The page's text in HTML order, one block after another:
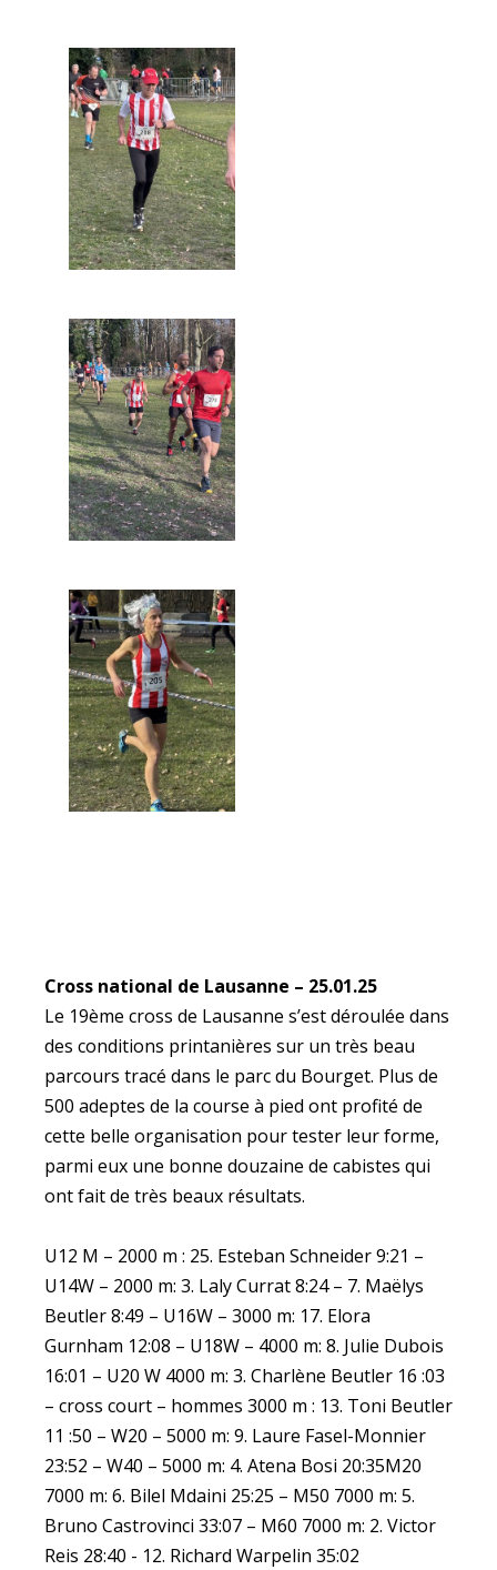
Cross national de Lausanne – 25.01.25
Le 19ème cross de Lausanne s’est déroulée dans
des conditions printanières sur un très beau
parcours tracé dans le parc du Bourget. Plus de
500 adeptes de la course à pied ont profité de
cette belle organisation pour tester leur forme,
parmi eux une bonne douzaine de cabistes qui
ont fait de très beaux résultats.
U12 M – 2000 m : 25. Esteban Schneider 9:21 –
U14W – 2000 m: 3. Laly Currat 8:24 – 7. Maëlys
Beutler 8:49 – U16W – 3000 m: 17. Elora
Gurnham 12:08 – U18W – 4000 m: 8. Julie Dubois
16:01 – U20 W 4000 m: 3. Charlène Beutler 16 :03
– cross court – hommes 3000 m : 13. Toni Beutler
11 :50 – W20 – 5000 m: 9. Laure Fasel-Monnier
23:52 – W40 – 5000 m: 4. Atena Bosi 20:35M20
7000 m: 6. Bilel Mdaini 25:25 – M50 7000 m: 5.
Bruno Castrovinci 33:07 – M60 7000 m: 2. Victor
Reis 28:40 - 12. Richard Warpelin 35:02